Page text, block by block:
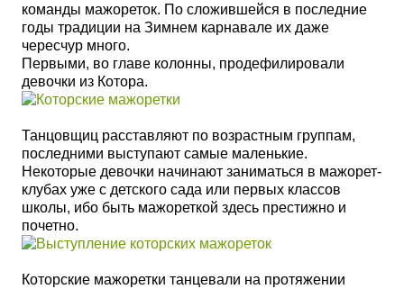
команды мажореток. По сложившейся в последние
годы традиции на Зимнем карнавале их даже
чересчур много.
Первыми, во главе колонны, продефилировали
девочки из Котора.
Танцовщиц расставляют по возрастным группам,
последними выступают самые маленькие.
Некоторые девочки начинают заниматься в мажорет-
клубах уже с детского сада или первых классов
школы, ибо быть мажореткой здесь престижно и
почетно.
Которские мажоретки танцевали на протяжении